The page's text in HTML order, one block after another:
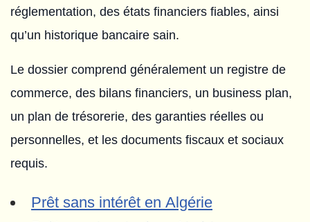
réglementation, des états financiers fiables, ainsi
qu’un historique bancaire sain.
Le dossier comprend généralement un registre de
commerce, des bilans financiers, un business plan,
un plan de trésorerie, des garanties réelles ou
personnelles, et les documents fiscaux et sociaux
requis.
Prêt sans intérêt en Algérie